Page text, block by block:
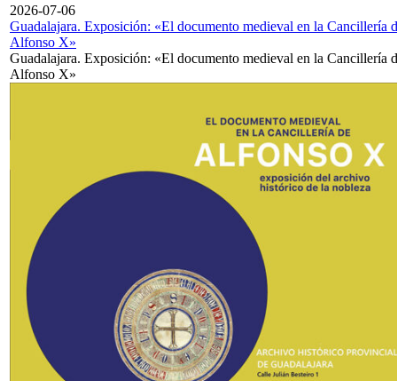
2026-07-06
Guadalajara. Exposición: «El documento medieval en la Cancillería
Alfonso X»
Guadalajara. Exposición: «El documento medieval en la Cancillería
Alfonso X»